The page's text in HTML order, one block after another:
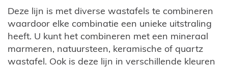
Deze lijn is met diverse wastafels te combineren
waardoor elke combinatie een unieke uitstraling
heeft. U kunt het combineren met een mineraal
marmeren, natuursteen, keramische of quartz
wastafel. Ook is deze lijn in verschillende kleuren